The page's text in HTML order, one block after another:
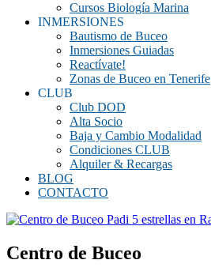
Cursos Biología Marina
INMERSIONES
Bautismo de Buceo
Inmersiones Guiadas
Reactívate!
Zonas de Buceo en Tenerife
CLUB
Club DOD
Alta Socio
Baja y Cambio Modalidad
Condiciones CLUB
Alquiler & Recargas
BLOG
CONTACTO
Centro de Buceo